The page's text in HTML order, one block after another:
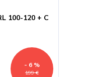
199 €
- 6 %